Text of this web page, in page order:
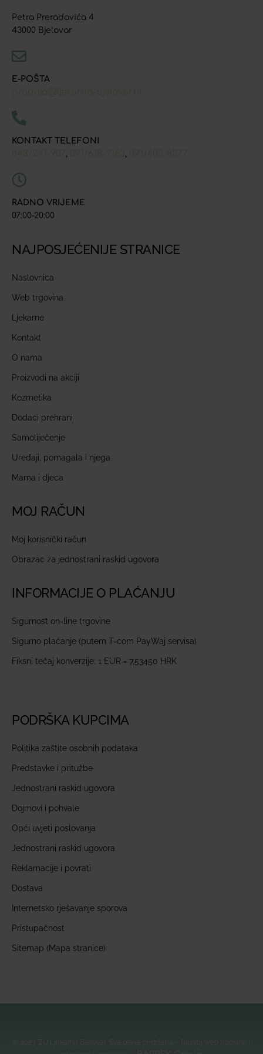
Petra Preradovića 4
43000 Bjelovar
E-POŠTA
KONTAKT TELEFONI
RADNO VRIJEME
07:00-20:00
NAJPOSJEĆENIJE STRANICE
Naslovnica
Web trgovina
Ljekarne
Kontakt
O nama
Proizvodi na akciji
Kozmetika
Dodaci prehrani
Samoliječenje
Uređaji, pomagala i njega
Mama i djeca
MOJ RAČUN
Moj korisnički račun
Obrazac za jednostrani raskid ugovora
INFORMACIJE O PLAĆANJU
Sigurnost on-line trgovine
Sigurno plaćanje (putem T-com PayWaj servisa)
Fiksni tečaj konverzije: 1 EUR = 7,53450 HRK
PODRŠKA KUPCIMA
Politika zaštite osobnih podataka
Predstavke i pritužbe
Jednostrani raskid ugovora
Dojmovi i pohvale
Opći uvjeti poslovanja
Jednostrani raskid ugovora
Reklamacije i povrati
Dostava
Internetsko rješavanje sporova
Pristupačnost
Sitemap (Mapa stranice)